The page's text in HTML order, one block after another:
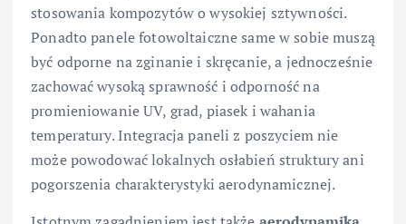
stosowania kompozytów o wysokiej sztywności.
Ponadto panele fotowoltaiczne same w sobie muszą
być odporne na zginanie i skręcanie, a jednocześnie
zachować wysoką sprawność i odporność na
promieniowanie UV, grad, piasek i wahania
temperatury. Integracja paneli z poszyciem nie
może powodować lokalnych osłabień struktury ani
pogorszenia charakterystyki aerodynamicznej.